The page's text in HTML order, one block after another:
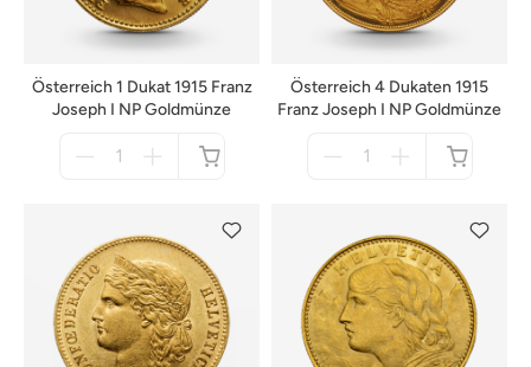
Österreich 1 Dukat 1915 Franz
Joseph I NP Goldmünze
Österreich 4 Dukaten 1915
Franz Joseph I NP Goldmünze